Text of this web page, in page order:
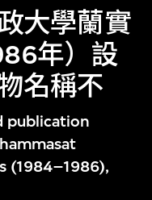
大學蘭實
年）設
名稱不
publication
(1984–1986),